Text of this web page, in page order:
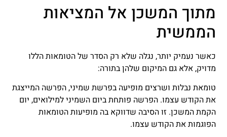
מתוך המשכן אל המציאות
הממשית
כאשר נעמיק יותר, נגלה שלא רק הסדר של הטומאות הללו
מדויק, אלא גם המיקום שלהן בתורה:
טומאת נבלות ושרצים מופיעה בפרשת שמיני, הפרשה המייצגת
את הקודש עצמו. הפרשה פותחת ביום השמיני למילואים, יום
הקמת המשכן. זו הסיבה שדווקא בה מופיעות הטומאות
הפוגמות את הקודש עצמו.